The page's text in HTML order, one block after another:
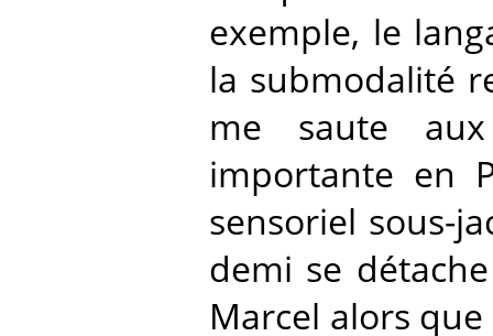
exemple, le
la submodalité
me saute
importante en
sensoriel sous-
demi se
Marcel alors